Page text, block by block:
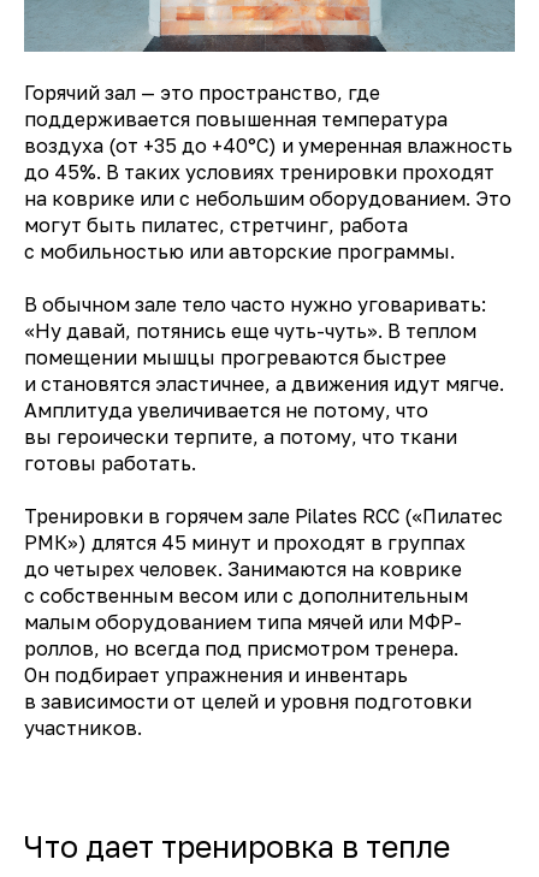
Горячий зал — это пространство, где
поддерживается повышенная температура
воздуха (от +35 до +40°C) и умеренная влажность
до 45%. В таких условиях тренировки проходят
на коврике или с небольшим оборудованием. Это
могут быть пилатес, стретчинг, работа
с мобильностью или авторские программы.
В обычном зале тело часто нужно уговаривать:
«Ну давай, потянись еще чуть-чуть». В теплом
помещении мышцы прогреваются быстрее
и становятся эластичнее, а движения идут мягче.
Амплитуда увеличивается не потому, что
вы героически терпите, а потому, что ткани
готовы работать.
Тренировки в горячем зале Pilates RCC («Пилатес
РМК») длятся 45 минут и проходят в группах
до четырех человек. Занимаются на коврике
с собственным весом или с дополнительным
малым оборудованием типа мячей или МФР-
роллов, но всегда под присмотром тренера.
Он подбирает упражнения и инвентарь
в зависимости от целей и уровня подготовки
участников.
Что дает тренировка в тепле